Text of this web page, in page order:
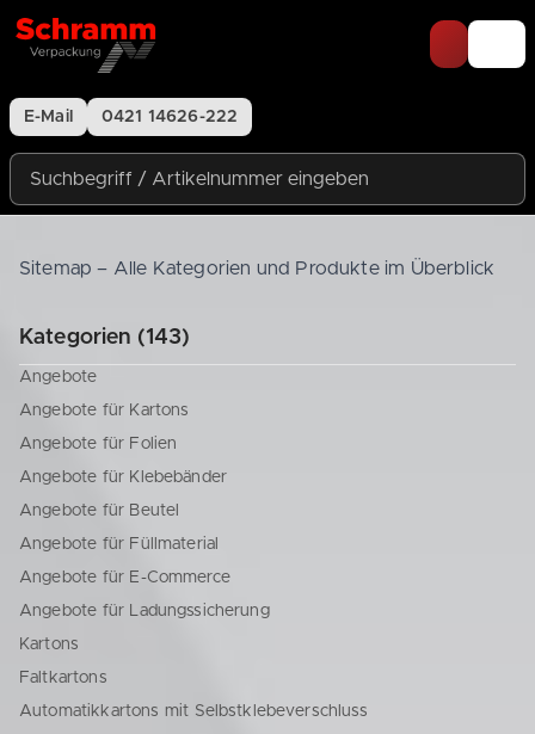
E-Mail 0421 14626-222
Suchbegriff / Artikelnummer eingeben
Sitemap – Alle Kategorien und Produkte im Überblick
Kategorien (143)
Angebote
Angebote für Kartons
Angebote für Folien
Angebote für Klebebänder
Angebote für Beutel
Angebote für Füllmaterial
Angebote für E-Commerce
Angebote für Ladungssicherung
Kartons
Faltkartons
Automatikkartons mit Selbstklebeverschluss